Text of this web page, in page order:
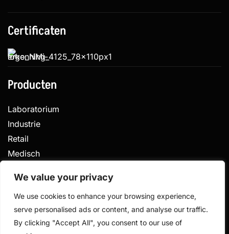
We value your privacy
We use cookies to enhance your browsing experience,
serve personalised ads or content, and analyse our traffic.
By clicking "Accept All", you consent to our use of
Certificaten
Producten
Laboratorium
Industrie
Retail
Medisch
Privacy Algemene voorwaarden